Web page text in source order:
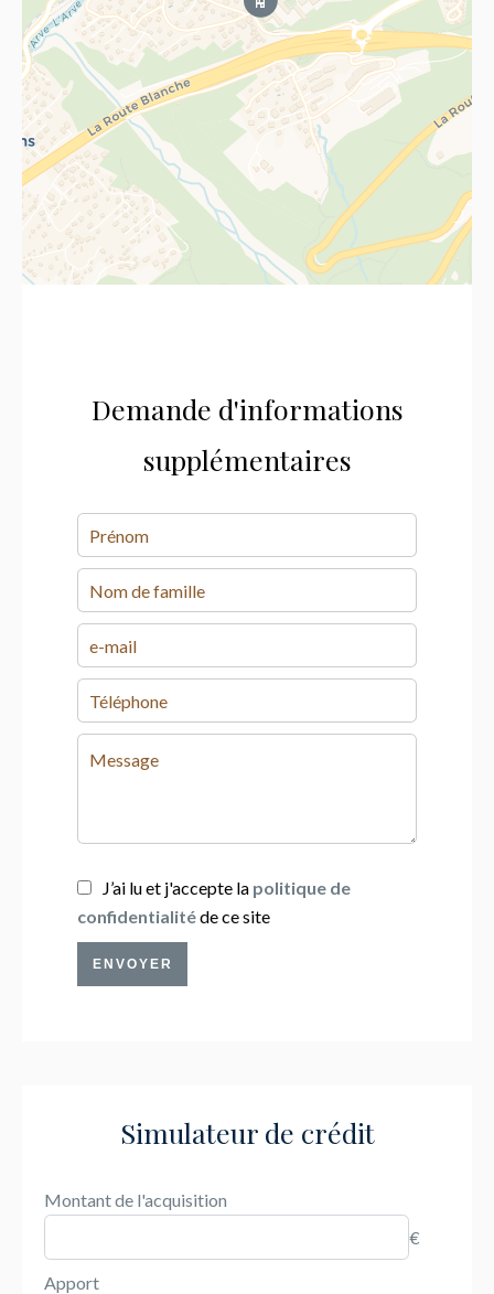
Demande d'informations
supplémentaires
J’ai lu et j'accepte la politique de
confidentialitéde ce site
ENVOYER
Simulateur de crédit
Montant de l'acquisition
€
Apport